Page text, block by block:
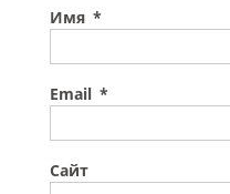
Имя *
Email *
Сайт